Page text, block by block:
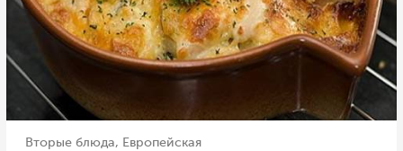
Вторые блюда, Европейская